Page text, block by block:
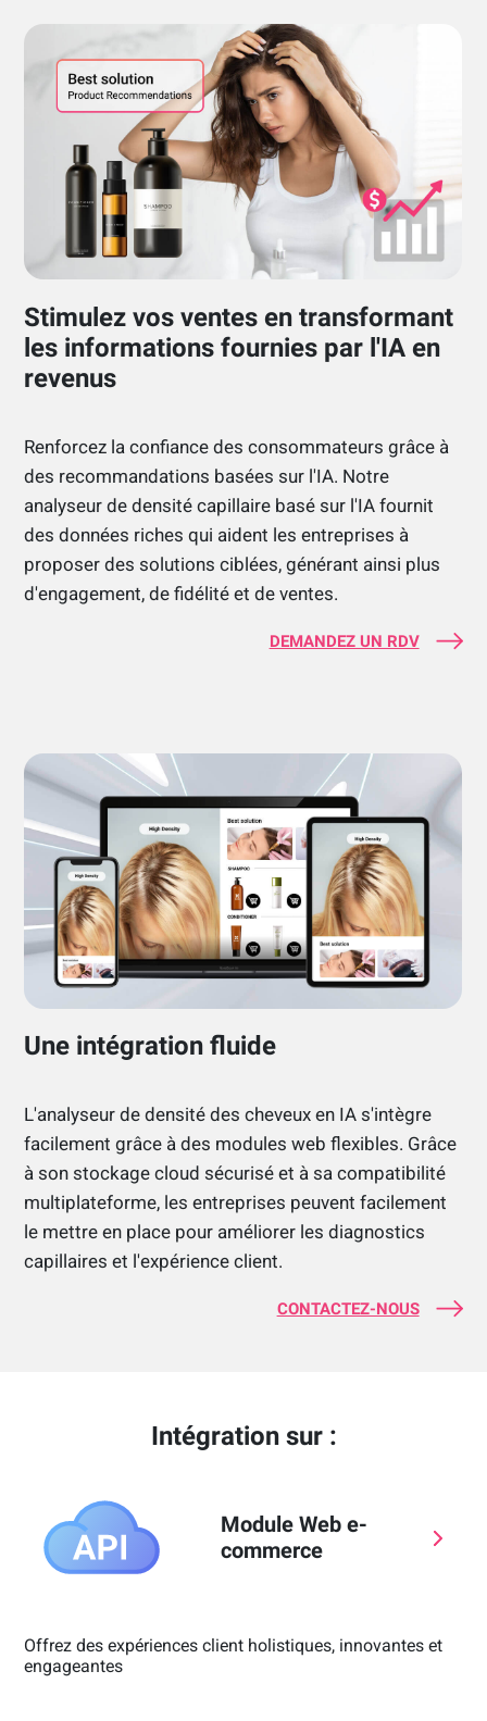
Stimulez vos ventes en transformant
les informations fournies par l'IA en
revenus
Renforcez la confiance des consommateurs grâce à
des recommandations basées sur l'IA. Notre
analyseur de densité capillaire basé sur l'IA fournit
des données riches qui aident les entreprises à
proposer des solutions ciblées, générant ainsi plus
d'engagement, de fidélité et de ventes.
DEMANDEZ UN RDV
Une intégration fluide
L'analyseur de densité des cheveux en IA s'intègre
facilement grâce à des modules web flexibles. Grâce
à son stockage cloud sécurisé et à sa compatibilité
multiplateforme, les entreprises peuvent facilement
le mettre en place pour améliorer les diagnostics
capillaires et l'expérience client.
CONTACTEZ-NOUS
Intégration sur :
Module Web e-
commerce
Offrez des expériences client holistiques, innovantes et
engageantes